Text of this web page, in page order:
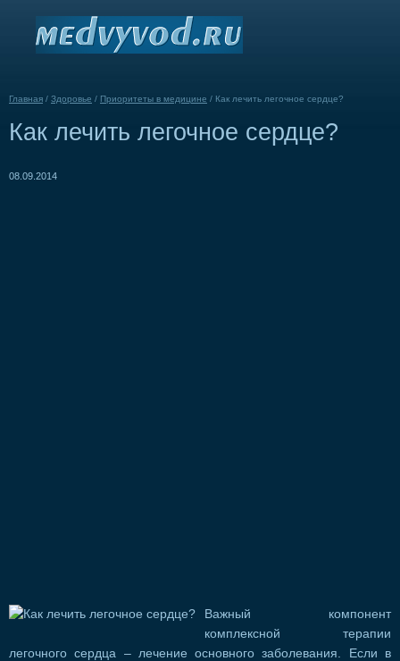
Главная / Здоровье / Приоритеты в медицине / Как лечить легочное сердце?
Как лечить легочное сердце?
08.09.2014
Важный компонент
комплексной терапии
легочного сердца – лечение основного заболевания. Если в